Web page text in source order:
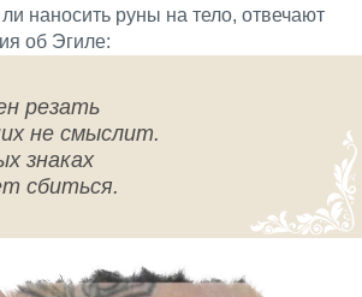
наносить руны на тело, отвечают
об Эгиле:
резать
не смыслит.
знаках
сбиться.